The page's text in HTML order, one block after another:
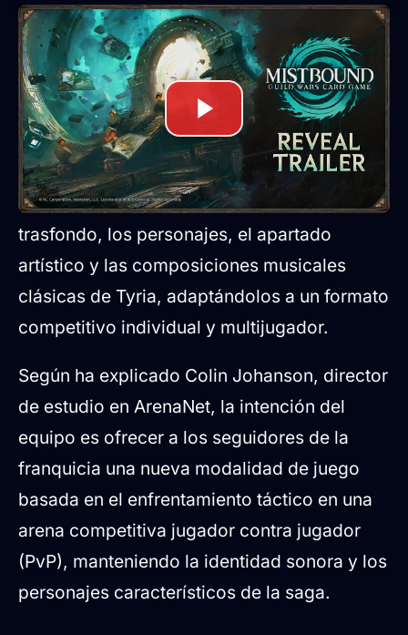
Una transición de la
estrategia en tiempo real a
las cartas
El diseño deMistboundse inspira en el
trasfondo, los personajes, el apartado
artístico y las composiciones musicales
clásicas de Tyria, adaptándolos a un formato
competitivo individual y multijugador.
Según ha explicado Colin Johanson, director
de estudio en ArenaNet, la intención del
equipo es ofrecer a los seguidores de la
franquicia una nueva modalidad de juego
basada en el enfrentamiento táctico en una
arena competitiva jugador contra jugador
(PvP), manteniendo la identidad sonora y los
personajes característicos de la saga.